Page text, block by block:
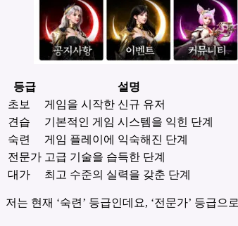
등급
설명
초보
게임을 시작한 신규 유저
견습
기본적인 게임 시스템을 익힌 단계
숙련
게임 플레이에 익숙해진 단계
전문가 고급 기술을 습득한 단계
대가
최고 수준의 실력을 갖춘 단계
저는 현재 ‘숙련’ 등급인데요, ‘전문가’ 등급